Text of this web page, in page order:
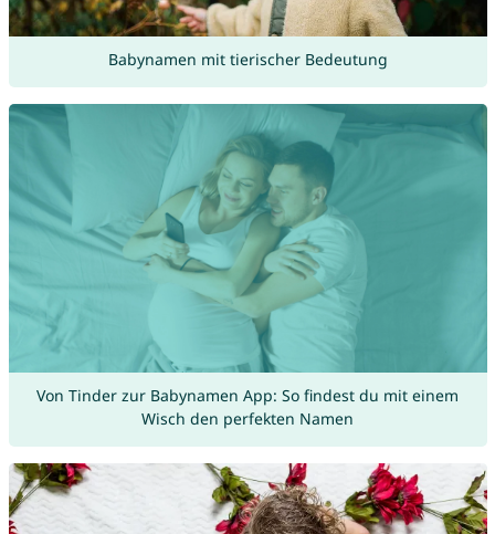
Babynamen mit tierischer Bedeutung
Von Tinder zur Babynamen App: So findest du mit einem
Wisch den perfekten Namen